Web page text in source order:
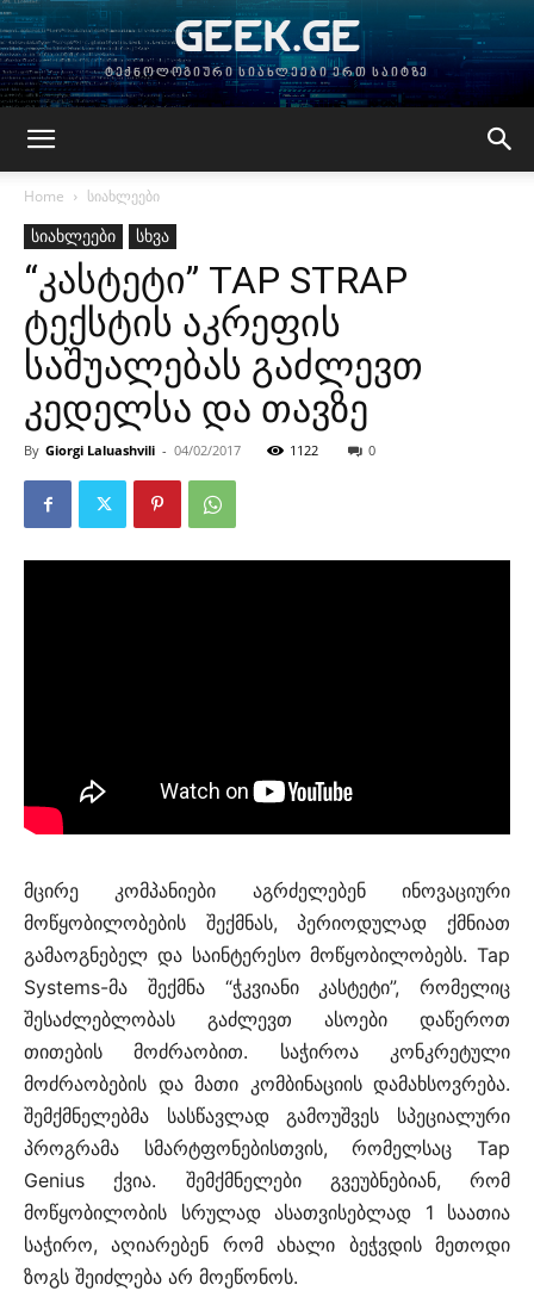
GEEK.GE
ტექნოლოგიური სიახლეები ერთ საიტზე
Home სიახლეები
სიახლეები სხვა
“კასტეტი” TAP STRAP
ტექსტის აკრეფის
საშუალებას გაძლევთ
კედელსა და თავზე
By Giorgi Laluashvili - 04/02/2017 1122 0
მცირე კომპანიები აგრძელებენ ინოვაციური
მოწყობილობების შექმნას, პერიოდულად ქმნიათ
გამაოგნებელ და საინტერესო მოწყობილობებს. Tap
Systems-მა შექმნა “ჭკვიანი კასტეტი”, რომელიც
შესაძლებლობას გაძლევთ ასოები დაწეროთ
თითების მოძრაობით. საჭიროა კონკრეტული
მოძრაობების და მათი კომბინაციის დამახსოვრება.
შემქმნელებმა სასწავლად გამოუშვეს სპეციალური
პროგრამა სმარტფონებისთვის, რომელსაც Tap
Genius ქვია. შემქმნელები გვეუბნებიან, რომ
მოწყობილობის სრულად ასათვისებლად 1 საათია
საჭირო, აღიარებენ რომ ახალი ბეჭვდის მეთოდი
ზოგს შეიძლება არ მოეწონოს.